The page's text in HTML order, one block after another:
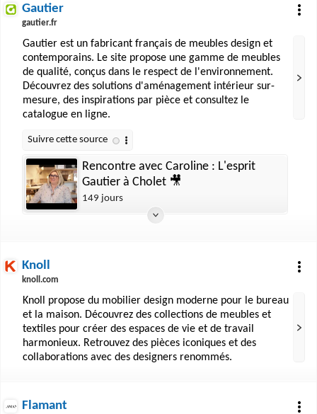
Gautier
gautier.fr
Gautier est un fabricant français de meubles design et
contemporains. Le site propose une gamme de meubles
de qualité, conçus dans le respect de l'environnement.
Découvrez des solutions d'aménagement intérieur sur-
mesure, des inspirations par pièce et consultez le
catalogue en ligne.
Rencontre avec Caroline : L'esprit
Gautier à Cholet 🎥
149 jours
Knoll
knoll.com
Knoll propose du mobilier design moderne pour le bureau
et la maison. Découvrez des collections de meubles et
textiles pour créer des espaces de vie et de travail
harmonieux. Retrouvez des pièces iconiques et des
collaborations avec des designers renommés.
Flamant